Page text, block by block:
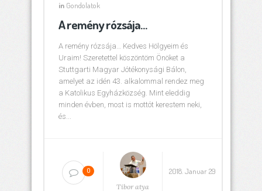
in Gondolatok
A remény rózsája…
A remény rózsája… Kedves Hölgyeim és
Uraim! Szeretettel köszöntöm Önöket a
Stuttgarti Magyar Jótékonysági Bálon,
amelyet az idén 43. alkalommal rendez meg
a Katolikus Egyházközség. Mint eleddig
minden évben, most is mottót kerestem neki,
és...
0
Tibor atya
2018. Januar 29